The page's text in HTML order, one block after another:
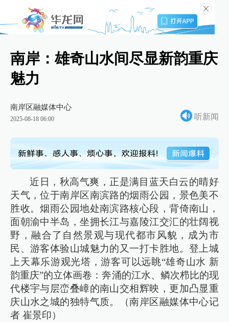
南岸：雄奇山水间尽显新韵重庆
魅力
南岸区融媒体中心
2025-08-18 06:00 听新闻
近日，秋高气爽，正是满目蓝天白云的晴好
天气，位于南岸区南滨路的烟雨公园，景色美不
胜收。烟雨公园地处南滨路核心段，背倚南山，
面朝渝中半岛，坐拥长江与嘉陵江交汇的壮阔视
野，融合了自然景观与现代都市风貌，成为市
民、游客体验山城魅力的又一打卡胜地。登上城
上天幕乐游观光塔，游客可以远眺“雄奇山水 新
韵重庆”的立体画卷：奔涌的江水、鳞次栉比的现
代楼宇与层峦叠嶂的南山交相辉映，更加凸显重
庆山水之城的独特气质。（南岸区融媒体中心记
者 崔景印）